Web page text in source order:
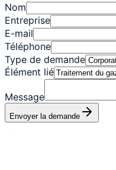
Nom
Entreprise
E-mail
Téléphone
Type de demande
Élément lié
Message
Envoyer la demande